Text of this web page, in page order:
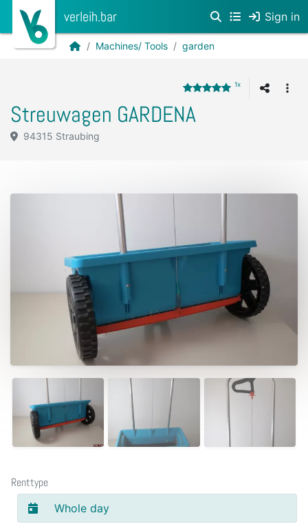
verleih.bar Sign in
Machines/ Tools garden
Streuwagen GARDENA
1x
94315 Straubing
Renttype
Whole day